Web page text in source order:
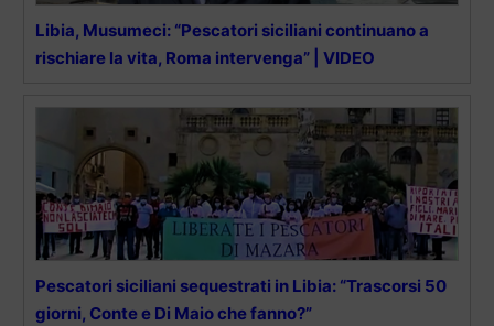
Libia, Musumeci: “Pescatori siciliani continuano a
rischiare la vita, Roma intervenga” | VIDEO
Pescatori siciliani sequestrati in Libia: “Trascorsi 50
giorni, Conte e Di Maio che fanno?”